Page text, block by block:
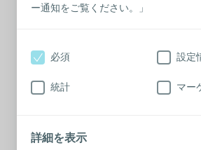
ー通知をご覧ください。」
必須 設定
統計 マー
詳細を表示
ビジネス